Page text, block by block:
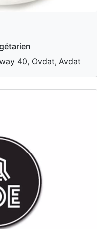
40, Ovdat, Avdat